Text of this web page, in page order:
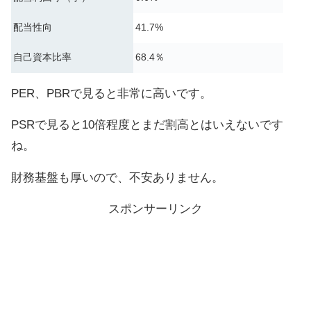
配当性向 41.7%
自己資本比率 68.4％
PER、PBRで見ると非常に高いです。
PSRで見ると10倍程度とまだ割高とはいえないです
ね。
財務基盤も厚いので、不安ありません。
スポンサーリンク